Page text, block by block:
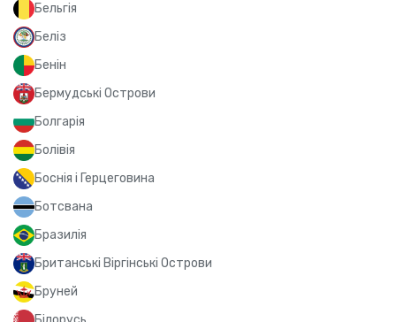
Бельгія
Беліз
Бенін
Бермудські Острови
Болгарія
Болівія
Боснія і Герцеговина
Ботсвана
Бразилія
Британські Віргінські Острови
Бруней